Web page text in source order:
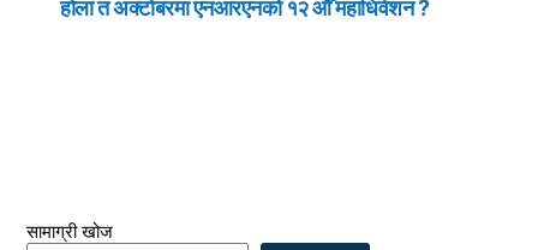
होला त अक्टोबरमा एनआरएनको १२ औँ महाधिवेशन ?
सामाग्री खोज